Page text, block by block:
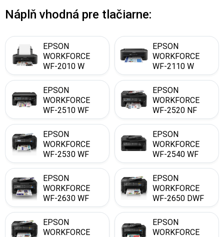
Náplň vhodná pre tlačiarne:
EPSON
WORKFORCE
WF-2010 W
EPSON
WORKFORCE
WF-2110 W
EPSON
WORKFORCE
WF-2510 WF
EPSON
WORKFORCE
WF-2520 NF
EPSON
WORKFORCE
WF-2530 WF
EPSON
WORKFORCE
WF-2540 WF
EPSON
WORKFORCE
WF-2630 WF
EPSON
WORKFORCE
WF-2650 DWF
EPSON
WORKFORCE
EPSON
WORKFORCE